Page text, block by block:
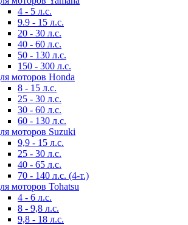
4 - 5 л.с.
9.9 - 15 л.с.
20 - 30 л.с.
40 - 60 л.с.
50 - 130 л.с.
150 - 300 л.с.
моторов Honda
8 - 15 л.с.
25 - 30 л.с.
30 - 60 л.с.
60 - 130 л.с.
моторов Suzuki
9,9 - 15 л.с.
25 - 30 л.с.
40 - 65 л.с.
70 - 140 л.с. (4-т.)
моторов Tohatsu
4 - 6 л.с.
8 - 9,8 л.с.
9,8 - 18 л.с.